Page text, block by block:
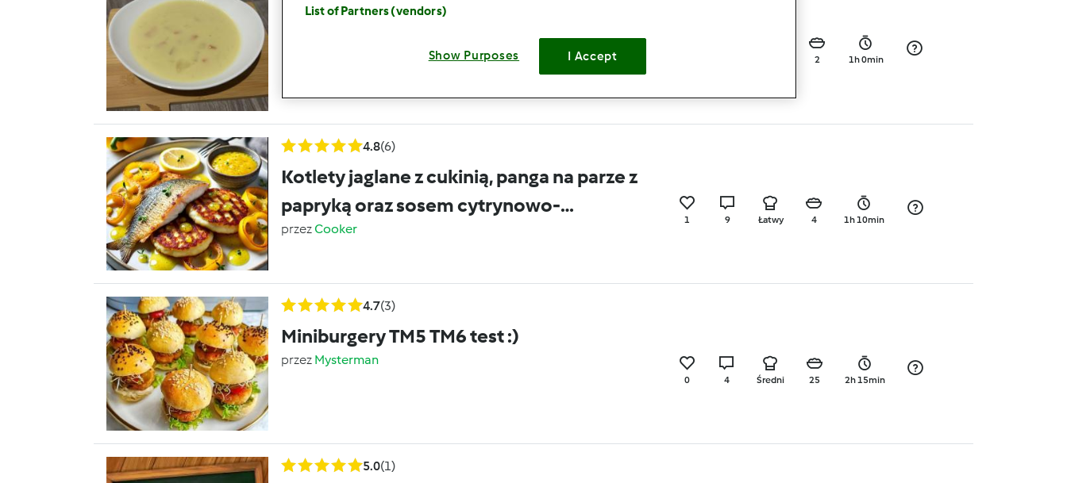
Zupa ziemniaczana
2 1h 0min
4.8(6)
Kotlety jaglane z cukinią, panga na parze z
papryką oraz sosem cytrynowo-
imbirowym
przezCooker
1 9 Łatwy 4 1h 10min
4.7(3)
Miniburgery TM5 TM6 test :)
przez Mysterman
0 4 Średni 25 2h 15min
5.0(1)
List of Partners (vendors)
Show Purposes I Accept